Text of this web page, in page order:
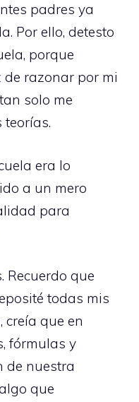
padres ya
Por ello, detesto
porque
de razonar por mi
solo me
era lo
a un mero
para
Recuerdo que
todas mis
creía que en
fórmulas y
de nuestra
que